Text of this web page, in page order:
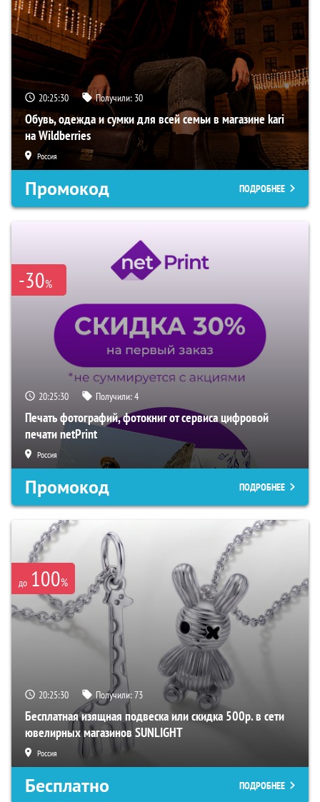
20:25:29 Получили: 30
Обувь, одежда и сумки для всей семьи в магазине kari
на Wildberries
Россия
Промокод ПОДРОБНЕЕ
-30%
20:25:29 Получили:4
Печать фотографий, фотокниг от сервиса цифровой
печати netPrint
Россия
Промокод ПОДРОБНЕЕ
до 100%
20:25:29 Получили:73
Бесплатная изящная подвеска или скидка 500р. в сети
ювелирных магазинов SUNLIGHT
Россия
Бесплатно ПОДРОБНЕЕ